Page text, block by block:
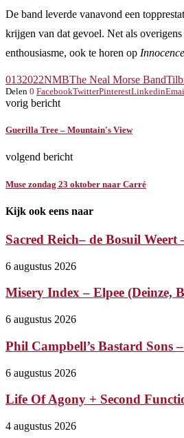
De band leverde vanavond een
krijgen van dat gevoel. Net als
enthousiasme, ook te horen op
0132022NMBThe Neal Morse Band
Delen 0 FacebookTwitterPinterestLinkedin
vorig bericht
Guerilla Tree – Mountain's View
volgend bericht
Muse zondag 23 oktober naar Carré
Kijk ook eens naar
Sacred Reich– de Bosuil Weert
6 augustus 2026
Misery Index – Elpee (Deinze,
6 augustus 2026
Phil Campbell’s Bastard Sons
6 augustus 2026
Life Of Agony + Second
4 augustus 2026